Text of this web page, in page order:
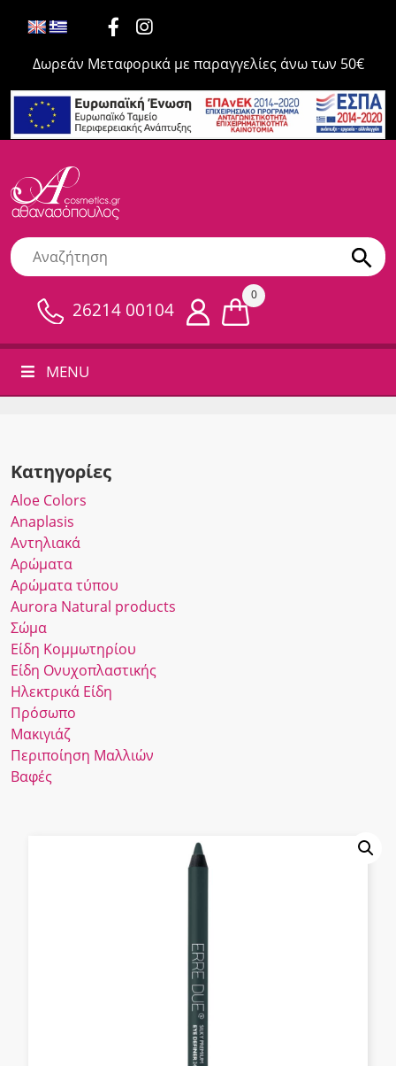
Δωρεάν Μεταφορικά με παραγγελίες άνω των 50€
26214 00104
0
MENU
Κατηγορίες
Αloe Colors
Anaplasis
Αντηλιακά
Αρώματα
Αρώματα τύπου
Αurora Νatural products
Σώμα
Είδη Κομμωτηρίου
Είδη Ονυχοπλαστικής
Ηλεκτρικά Είδη
Πρόσωπο
Μακιγιάζ
Περιποίηση Μαλλιών
Βαφές